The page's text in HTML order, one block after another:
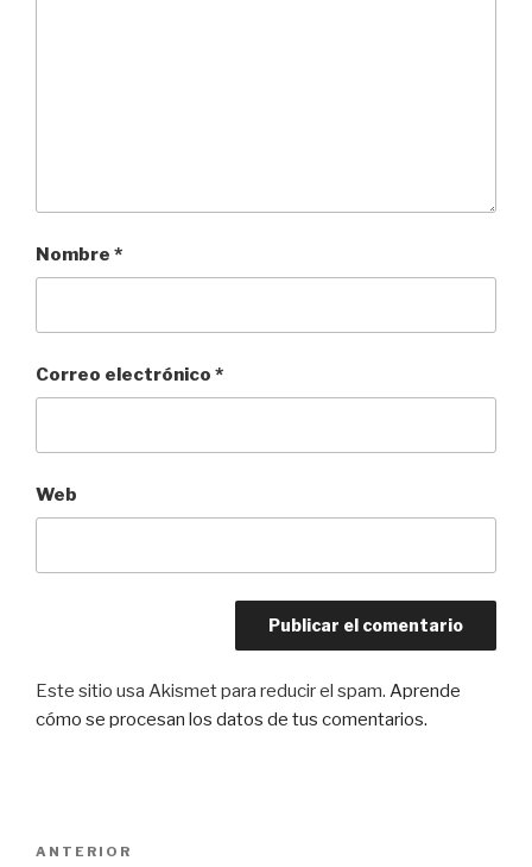
Nombre *
Correo electrónico *
Web
Este sitio usa Akismet para reducir el spam. Aprende
cómo se procesan los datos de tus comentarios.
Entrada
ANTERIOR